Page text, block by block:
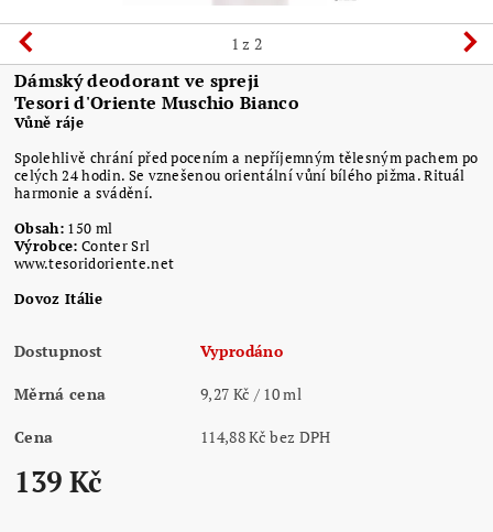
1 z 2
Dámský deodorant ve spreji
Tesori d'Oriente Muschio Bianco
Vůně ráje
Spolehlivě chrání před pocením a nepříjemným tělesným pachem po
celých 24 hodin. Se vznešenou orientální vůní bílého pižma.Rituál
harmonie a svádění.
Obsah: 150 ml
Výrobce: Conter Srl
www.tesoridoriente.net
Dovoz Itálie
Dostupnost Vyprodáno
Měrná cena 9,27 Kč / 10 ml
Cena 114,88 Kč bez DPH
139 Kč